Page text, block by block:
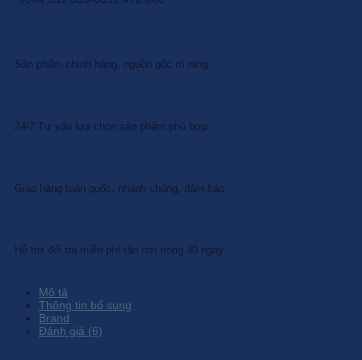
Sản phẩm chính hãng, nguồn gốc rõ ràng
24/7 Tư vấn lựa chọn sản phẩm phù hợp
Giao hàng toàn quốc, nhanh chóng, đảm bảo
Hỗ trợ đổi trả miễn phí tận nơi trong 30 ngày
Mô tả
Thông tin bổ sung
Brand
Đánh giá (6)